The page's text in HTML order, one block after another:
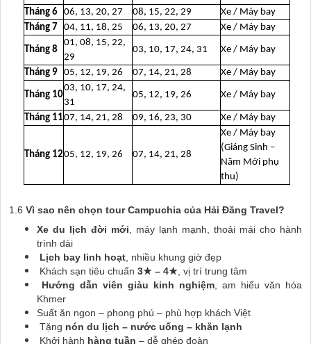
Tháng 6
06, 13, 20, 27 08, 15, 22, 29
Xe / Máy bay
Tháng 7
04, 11, 18, 25 06, 13, 20, 27 Xe / Máy bay
Tháng 8
01, 08, 15, 22,
29
03, 10, 17, 24, 31 Xe / Máy bay
Tháng 9 05, 12, 19, 26 07, 14, 21, 28 Xe / Máy bay
Tháng 10
03, 10, 17, 24,
31
05, 12, 19, 26 Xe / Máy bay
Tháng 1107, 14, 21, 28 09, 16, 23, 30 Xe / Máy bay
Tháng 1205, 12, 19, 26 07, 14, 21, 28
Xe / Máy bay
(Giáng Sinh –
Năm Mới phụ
thu)
1.6 Vì sao nên chọn tour Campuchia của Hải Đăng Travel?
Xe du lịch đời mới , máy lạnh mạnh, thoải mái cho hành
trình dài
Lịch bay linh hoạt , nhiều khung giờ đẹp
Khách sạn tiêu chuẩn 3★ – 4★ , vị trí trung tâm
Hướng dẫn viên giàu kinh nghiệm , am hiểu văn hóa
Khmer
Suất ăn ngon – phong phú – phù hợp khách Việt
Tặng nón du lịch – nước uống – khăn lạnh
Khởi hành hàng tuần – dễ ghép đoàn